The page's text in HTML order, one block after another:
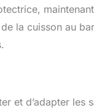
la cuisson au
et d’adapter les